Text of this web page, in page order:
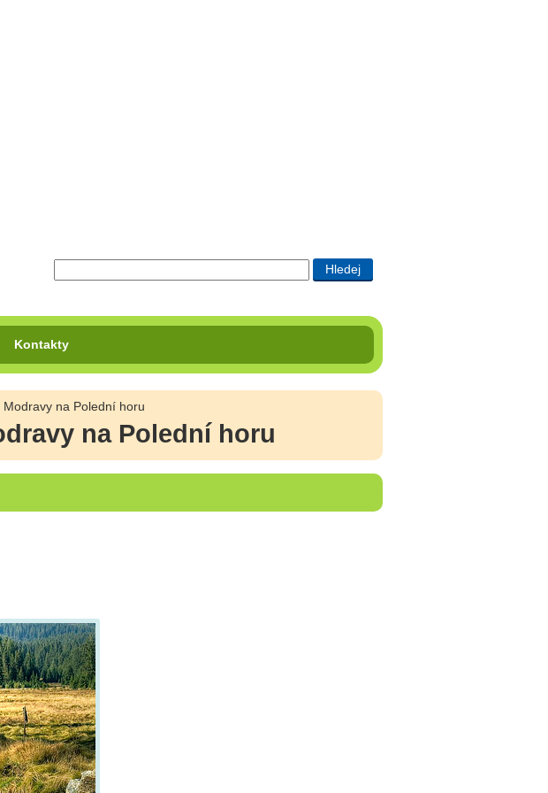
Kontakty
na Polední horu
na Polední horu